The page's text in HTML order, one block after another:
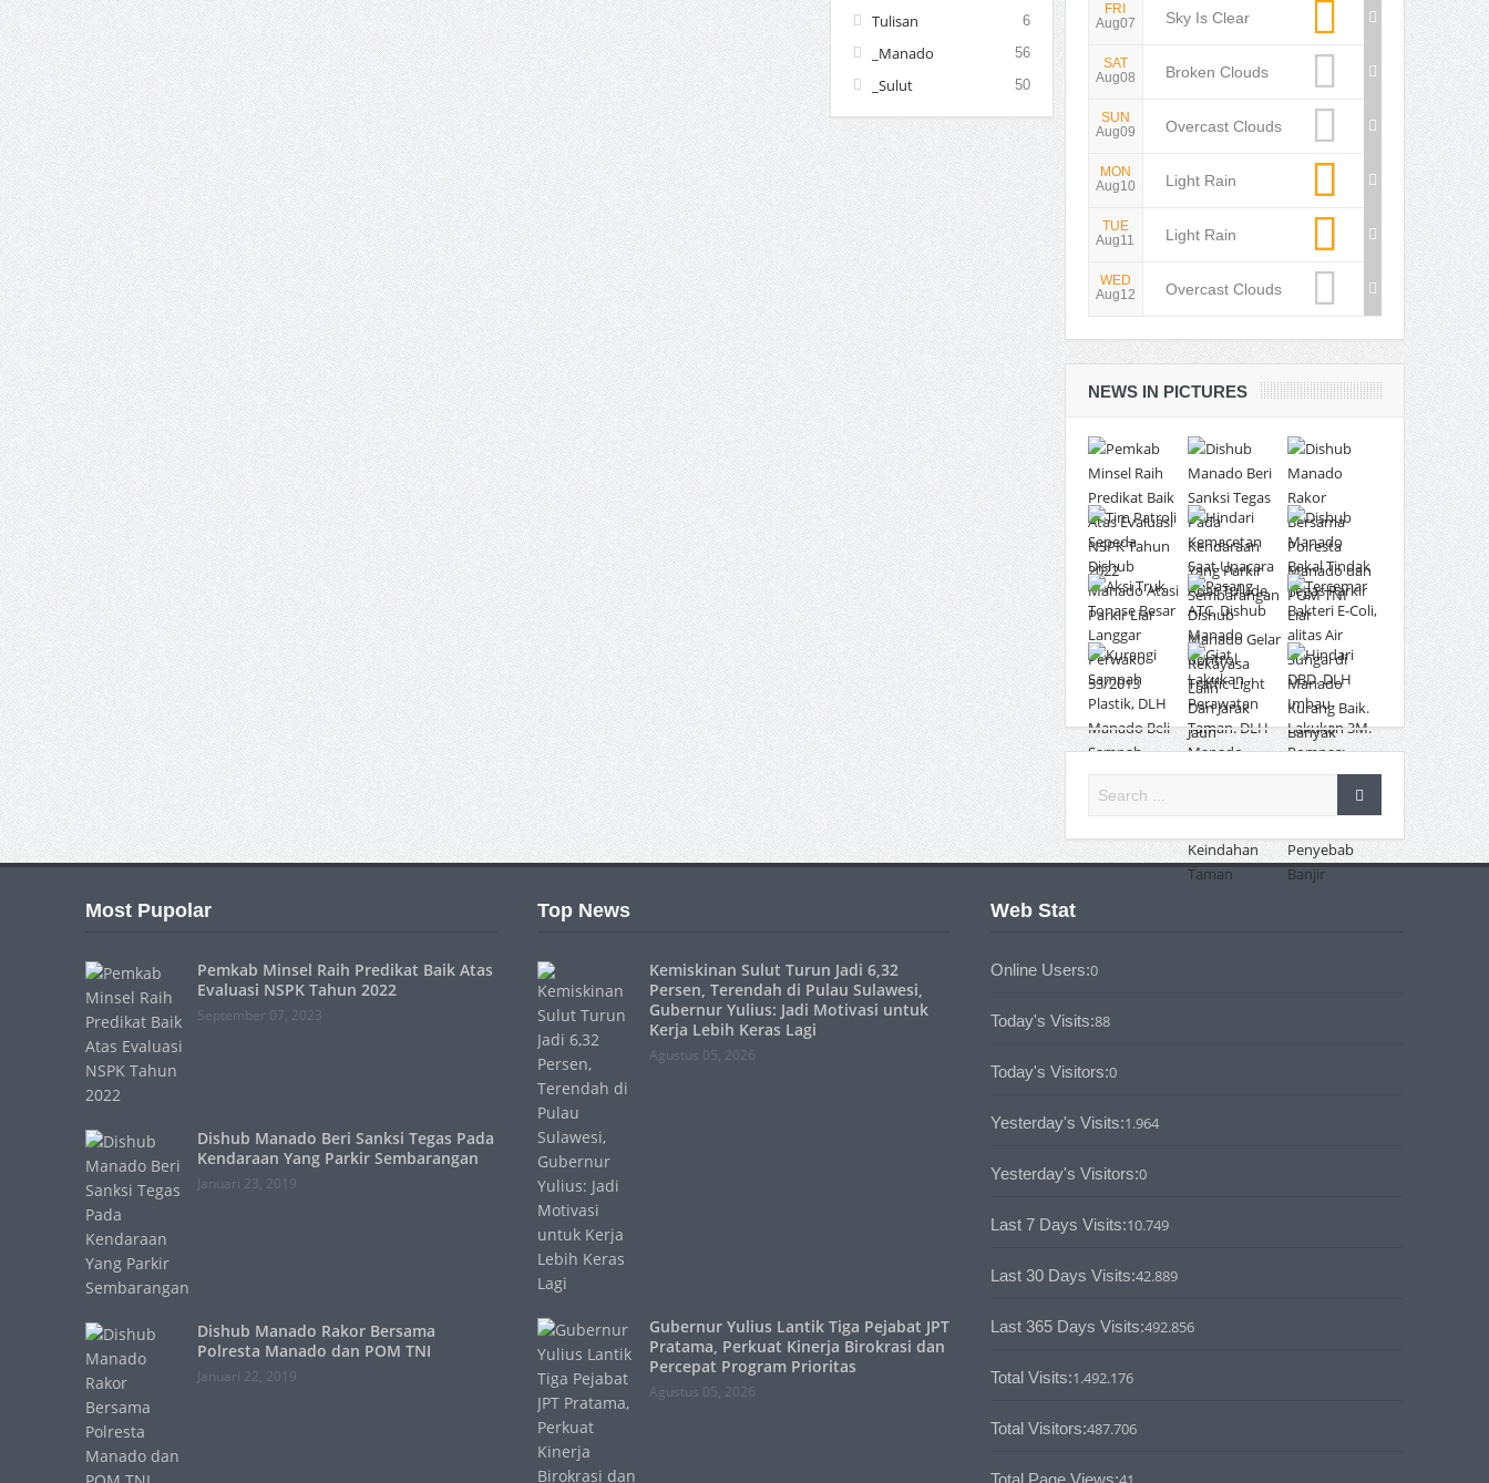
Tulisan 6
_Manado 56
_Sulut 50
FRI
Aug07
Sky Is Clear
SAT
Aug08
Broken Clouds
SUN
Aug09
Overcast Clouds
MON
Aug10
Light Rain
TUE
Aug11
Light Rain
WED
Aug12
Overcast Clouds
NEWS IN PICTURES
Most Pupolar
Pemkab Minsel Raih Predikat Baik Atas
Evaluasi NSPK Tahun 2022
September 07, 2023
Dishub Manado Beri Sanksi Tegas Pada
Kendaraan Yang Parkir Sembarangan
Januari 23, 2019
Dishub Manado Rakor Bersama
Polresta Manado dan POM TNI
Januari 22, 2019
Top News
Kemiskinan Sulut Turun Jadi 6,32
Persen, Terendah di Pulau Sulawesi,
Gubernur Yulius: Jadi Motivasi untuk
Kerja Lebih Keras Lagi
Agustus 05, 2026
Gubernur Yulius Lantik Tiga Pejabat JPT
Pratama, Perkuat Kinerja Birokrasi dan
Percepat Program Prioritas
Agustus 05, 2026
Web Stat
Online Users:0
Today's Visits:88
Today's Visitors:0
Yesterday's Visits:1.964
Yesterday's Visitors:0
Last 7 Days Visits:10.749
Last 30 Days Visits:42.889
Last 365 Days Visits:492.856
Total Visits:1.492.176
Total Visitors:487.706
Total Page Views: